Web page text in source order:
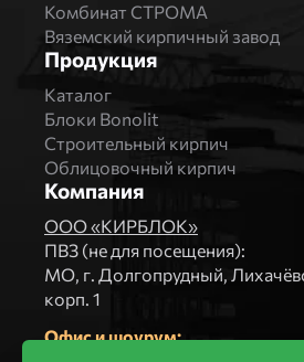
Комбинат СТРОМА
Вяземский кирпичный завод
Продукция
Каталог
Блоки Bonolit
Строительный кирпич
Облицовочный кирпич
Компания
ООО «КИРБЛОК»
ПВЗ (не для посещения):
МO, г. Долгопрудный,
корп. 1
Офис и шоурум: